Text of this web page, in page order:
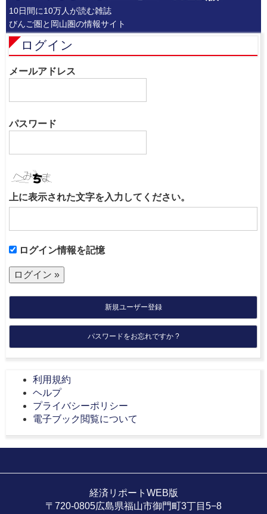
10日間に10万人が読む雑誌
びんご圏と岡山圏の情報サイト
ログイン
メールアドレス
パスワード
上に表示された文字を入力してください。
ログイン情報を記憶
新規ユーザー登録
パスワードをお忘れですか ?
利用規約
ヘルプ
プライバシーポリシー
電子ブック閲覧について
経済リポートWEB版
〒720-0805広島県福山市御門町3丁目5−8